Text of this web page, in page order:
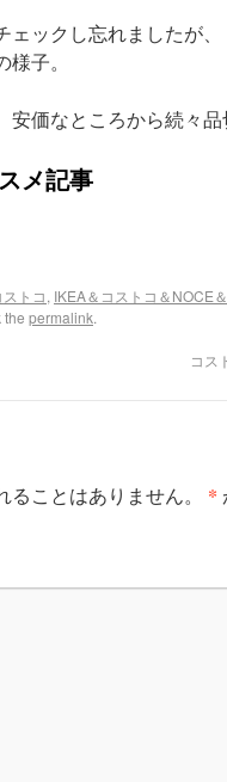
ックし忘れましたが、
様子。
安価なところから続々品
メ記事
トコ, IKEA＆コストコ＆NOCE
the permalink.
コス
ことはありません。 *